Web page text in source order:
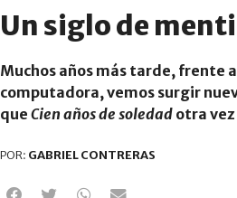
Un siglo de
Muchos años más tarde, frente
computadora, vemos surgir
que Cien años de soledad otra
POR: GABRIEL CONTRERAS